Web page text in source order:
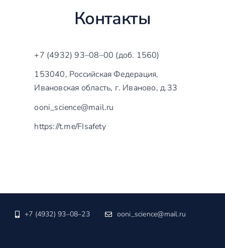
Контакты
+7 (4932) 93–08–00 (доб. 1560)
153040, Российская Федерация,
Ивановская область, г. Иваново, д.33
ooni_science@mail.ru
https://t.me/FIsafety
+7 (4932) 93–08–23 ooni_science@mail.ru